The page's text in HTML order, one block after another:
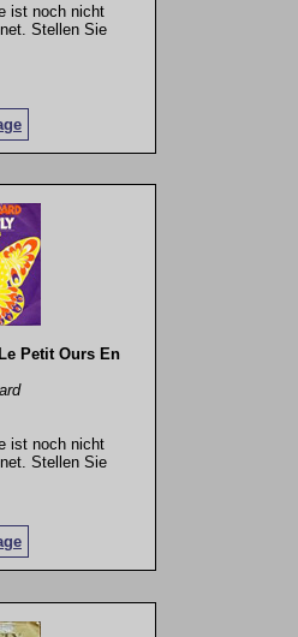
ist noch nicht
Stellen Sie
Petit Ours En
ist noch nicht
Stellen Sie